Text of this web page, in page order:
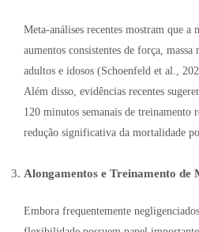
Meta-análises recentes mostram que a
aumentos consistentes de força,
adultos e idosos (Schoenfeld et al.,
Além disso, evidências recentes
120 minutos semanais de treinamento
redução significativa da mortalidade
Alongamentos e Treinamento de
Embora frequentemente